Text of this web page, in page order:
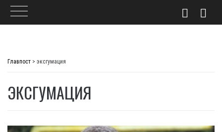
Главпост > эксгумация
ЭКСГУМАЦИЯ